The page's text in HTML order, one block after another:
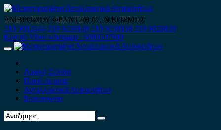
Skip
to
content
ΑΜΒΡΟΣΙΟΥ ΦΡΑΝΤΖΗ 67, Ν.ΚΟΣΜΟΣ
210 9012444 210 9239148 210 9238158 210 9026839
Κινητό-Viber-whatsapp : 6980507900
Primary
Αρχική Σελίδα
Ποιοί είμαστε
Ανταλλακτικά Αυτοκινήτων
Επικοινωνία